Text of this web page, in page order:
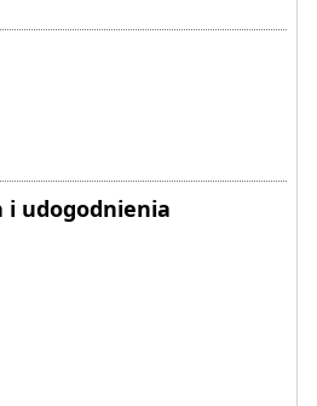
udogodnienia